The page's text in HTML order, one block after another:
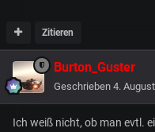
Zitieren
Burton_Guster
Geschrieben 4.
Ich weiß nicht, ob man evtl.